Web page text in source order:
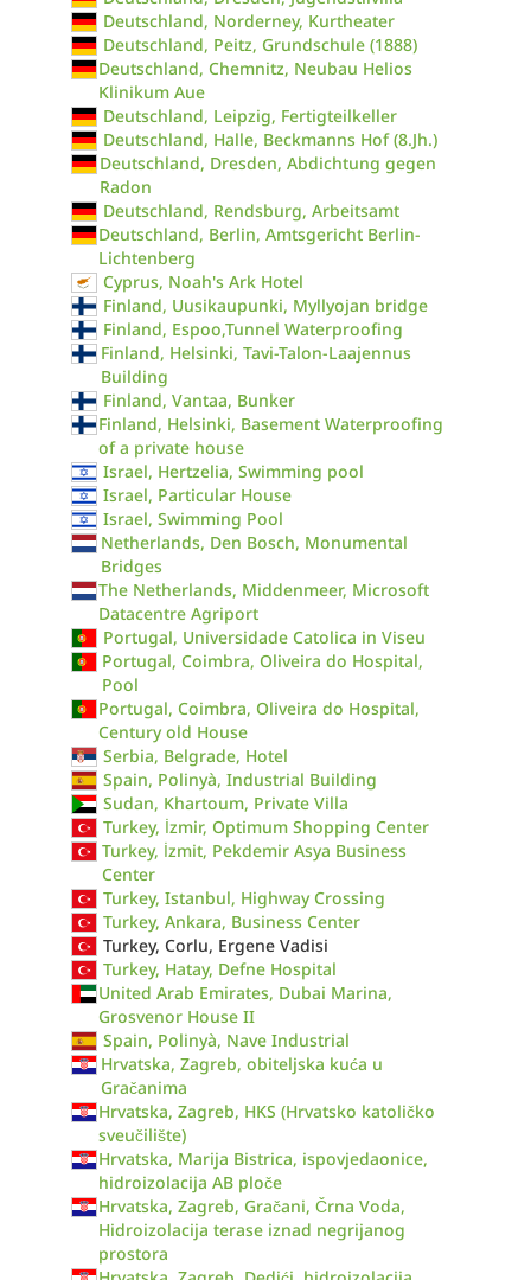
Deutschland, Norderney, Kurtheater
Deutschland, Peitz, Grundschule (1888)
Deutschland, Chemnitz, Neubau Helios
Klinikum Aue
Deutschland, Leipzig, Fertigteilkeller
Deutschland, Halle, Beckmanns Hof (8.Jh.)
Deutschland, Dresden, Abdichtung gegen
Radon
Deutschland, Rendsburg, Arbeitsamt
Deutschland, Berlin, Amtsgericht Berlin-
Lichtenberg
Cyprus, Noah's Ark Hotel
Finland, Uusikaupunki, Myllyojan bridge
Finland, Espoo,Tunnel Waterproofing
Finland, Helsinki, Tavi-Talon-Laajennus
Building
Finland, Vantaa, Bunker
Finland, Helsinki, Basement Waterproofing
of a private house
Israel, Hertzelia, Swimming pool
Israel, Particular House
Israel, Swimming Pool
Netherlands, Den Bosch, Monumental
Bridges
The Netherlands, Middenmeer, Microsoft
Datacentre Agriport
Portugal, Universidade Catolica in Viseu
Portugal, Coimbra, Oliveira do Hospital,
Pool
Portugal, Coimbra, Oliveira do Hospital,
Century old House
Serbia, Belgrade, Hotel
Spain, Polinyà, Industrial Building
Sudan, Khartoum, Private Villa
Turkey, İzmir, Optimum Shopping Center
Turkey, İzmit, Pekdemir Asya Business
Center
Turkey, Istanbul, Highway Crossing
Turkey, Ankara, Business Center
Turkey, Corlu, Ergene Vadisi
Turkey, Hatay, Defne Hospital
United Arab Emirates, Dubai Marina,
Grosvenor House II
Spain, Polinyà, Nave Industrial
Hrvatska, Zagreb, obiteljska kuća u
Gračanima
Hrvatska, Zagreb, HKS (Hrvatsko katoličko
sveučilište)
Hrvatska, Marija Bistrica, ispovjedaonice,
hidroizolacija AB ploče
Hrvatska, Zagreb, Gračani, Črna Voda,
Hidroizolacija terase iznad negrijanog
prostora